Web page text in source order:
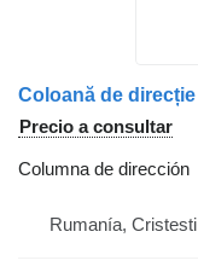
Precio a consultar
Columna de dirección
Rumanía, Cristesti